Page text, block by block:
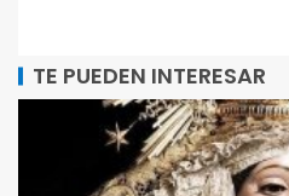
TE PUEDEN INTERESAR